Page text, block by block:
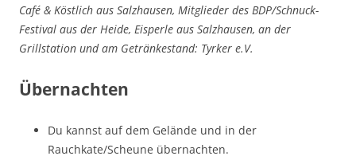
Café & Köstlich aus Salzhausen, Mitglieder des BDP/Schnuck-
Festival aus der Heide, Eisperle aus Salzhausen, an der
Grillstation und am Getränkestand: Tyrker e.V.
Übernachten
Du kannst auf dem Gelände und in der
Rauchkate/Scheune übernachten.